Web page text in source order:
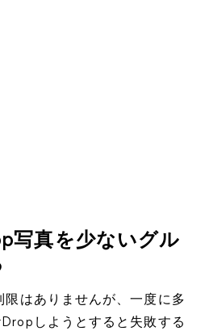
写真を少ないグル
はありませんが、一度に多
しようとすると失敗する